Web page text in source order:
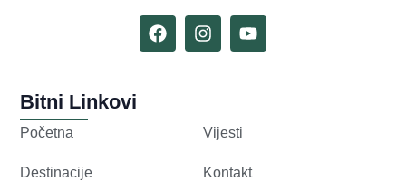
Bitni Linkovi
Početna
Destinacije
Vijesti
Kontakt